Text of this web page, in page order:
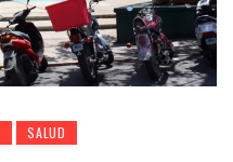
SALUD